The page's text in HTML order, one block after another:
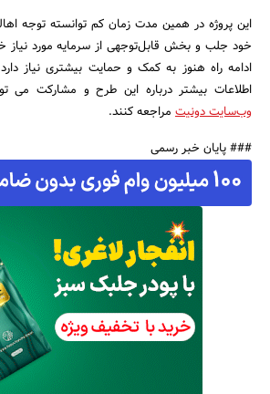
این پروژه در همین مدت زمان کم توانسته توجه
خود جلب و بخش قابل‌توجهی از سرمایه مورد نیاز
ادامه راه هنوز به کمک و حمایت بیشتری نیاز
اطلاعات بیشتر درباره این طرح و مشارکت می
وب‌سایت دونیت مراجعه کنند.
### پایان خبر رسمی